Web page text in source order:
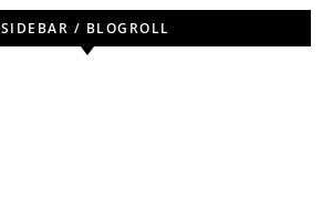
SIDEBAR / BLOGROLL